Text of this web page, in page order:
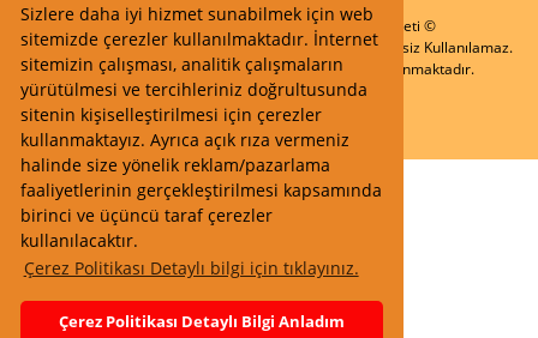
Sizlere daha iyi hizmet sunabilmek için web
sitemizde çerezler kullanılmaktadır. İnternet
sitemizin çalışması, analitik çalışmaların
yürütülmesi ve tercihleriniz doğrultusunda
sitenin kişiselleştirilmesi için çerezler
kullanmaktayız. Ayrıca açık rıza vermeniz
halinde size yönelik reklam/pazarlama
faaliyetlerinin gerçekleştirilmesi kapsamında
birinci ve üçüncü taraf çerezler
kullanılacaktır.
Çerez Politikası Detaylı bilgi için tıklayınız.
Çerez Politikası Detaylı Bilgi Anladım
Start Elektronik Sanayi ve Ticaret Limited Şirketi ©
Resimler Yazılar ve İçeriklerin Tüm hakları saklıdır ve İzinsiz Kullanılamaz.
Kredi kartı bilgileriniz 256bit SSL Sertifikası ile Korunmaktadır.